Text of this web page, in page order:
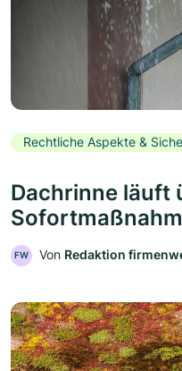
Rechtliche Aspekte &
Dachrinne läuft
FW Von Redaktion